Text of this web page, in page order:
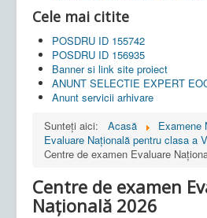
Cele mai citite
POSDRU ID 155742
POSDRU ID 156935
Banner si link site proiect
ANUNT SELECTIE EXPERT
Anunt servicii arhivare
Sunteți aici:
Acasă
Examene
Evaluare Națională pentru clasa a
Centre de examen Evaluare
Centre de examen
Națională 2026